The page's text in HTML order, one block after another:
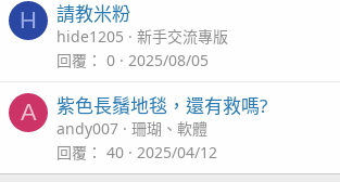
H 請教米粉
hide1205
新手交流專版
回覆
0 2025/08/05
A 紫色長鬚地毯，還有救嗎?
andy007
珊瑚、軟體
回覆
40 2025/04/12